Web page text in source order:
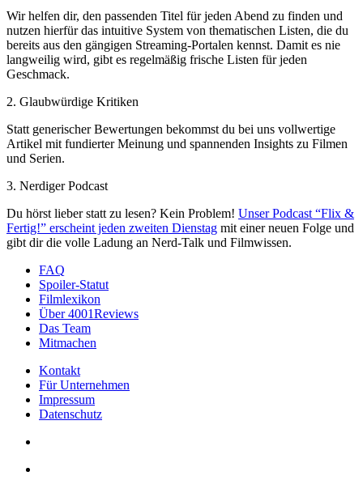
Wir helfen dir, den passenden Titel für jeden Abend zu finden und
nutzen hierfür das intuitive System von thematischen Listen, die du
bereits aus den gängigen Streaming-Portalen kennst. Damit es nie
langweilig wird, gibt es regelmäßig frische Listen für jeden
Geschmack.
2. Glaubwürdige Kritiken
Statt generischer Bewertungen bekommst du bei uns vollwertige
Artikel mit fundierter Meinung und spannenden Insights zu Filmen
und Serien.
3. Nerdiger Podcast
Du hörst lieber statt zu lesen? Kein Problem! Unser Podcast “Flix &
Fertig!” erscheint jeden zweiten Dienstag mit einer neuen Folge und
gibt dir die volle Ladung an Nerd-Talk und Filmwissen.
FAQ
Spoiler-Statut
Filmlexikon
Über 4001Reviews
Das Team
Mitmachen
Kontakt
Für Unternehmen
Impressum
Datenschutz